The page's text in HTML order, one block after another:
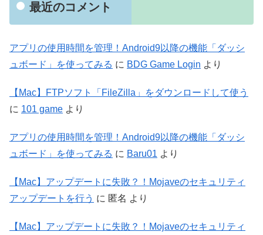
最近のコメント
アプリの使用時間を管理！Android9以降の機能「ダッシ
ュボード」を使ってみる に BDG Game Login より
【Mac】FTPソフト「FileZilla」をダウンロードして使う
に 101 game より
アプリの使用時間を管理！Android9以降の機能「ダッシ
ュボード」を使ってみる に Baru01 より
【Mac】アップデートに失敗？！Mojaveのセキュリティ
アップデートを行う に 匿名 より
【Mac】アップデートに失敗？！Mojaveのセキュリティ